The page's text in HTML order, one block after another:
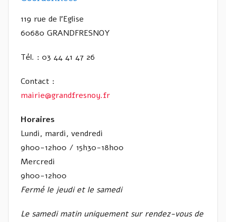
119 rue de l’Eglise
60680 GRANDFRESNOY
Tél. : 03 44 41 47 26
Contact :
mairie@grandfresnoy.fr
Horaires
Lundi, mardi, vendredi
9h00-12h00 / 15h30-18h00
Mercredi
9h00-12h00
Fermé le jeudi et le samedi
Le samedi matin uniquement sur rendez-vous de